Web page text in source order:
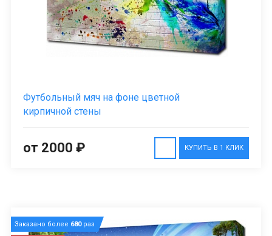
Футбольный мяч на фоне цветной
кирпичной стены
КУПИТЬ В 1 КЛИК
от 2000 ₽
Заказано более 680раз